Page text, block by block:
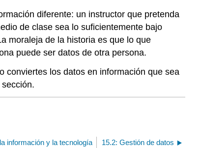
diferente: un instructor que pretenda
de clase sea lo suficientemente bajo
moraleja de la historia es que lo que
puede ser datos de otra persona.
conviertes los datos en información que sea
información y la tecnología 15.2: Gestión de datos